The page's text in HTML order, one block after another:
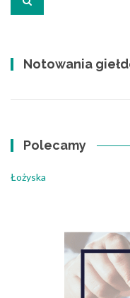
wpisach
Notowania
Polecamy
Łożyska